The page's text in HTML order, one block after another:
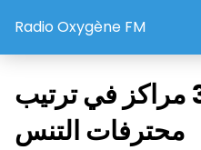
Radio Oxygène FM
أنس جابر تتراجع 3 مراكز في ترتيب
محترفات التنس